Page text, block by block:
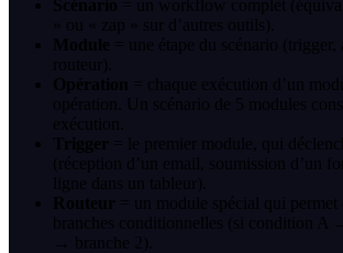
Scénario = un workflow complet
» ou « zap » sur d’autres outils).
Module = une étape du scénario (trigger,
routeur).
Opération = chaque exécution d’un
opération. Un scénario de 5 modules
exécution.
Trigger
= le premier module, qui
(réception d’un email, soumission d’un
ligne dans un tableur).
Routeur
= un module spécial qui permet
branches conditionnelles (si condition A
→ branche 2).